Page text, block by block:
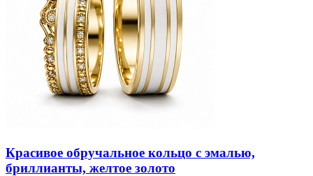
Красивое обручальное кольцо с эмалью,
бриллианты, желтое золото